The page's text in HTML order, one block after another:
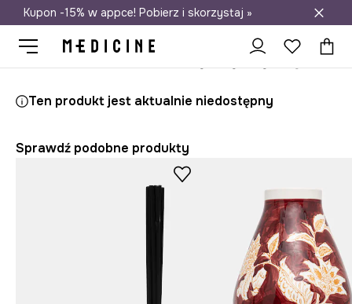
Darmowa dostawa do salonów
Kupon -15% w appce! Pobierz i skorzystaj »
Ten produkt jest aktualnie niedostępny
Sprawdź podobne produkty